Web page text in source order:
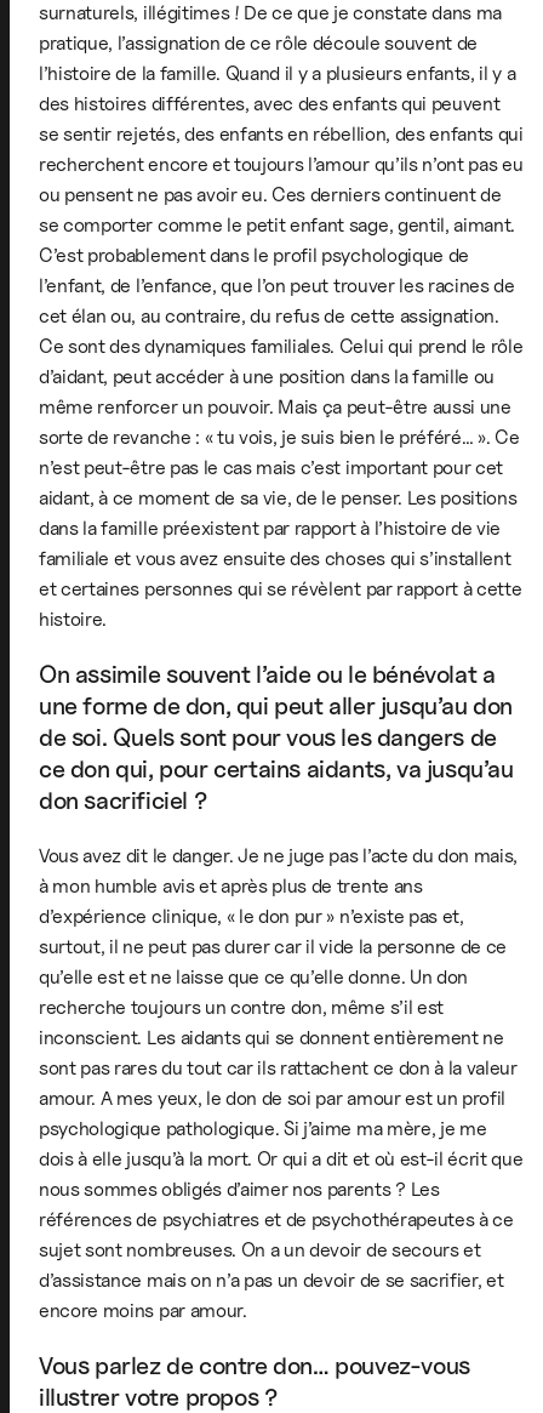
surnaturels, illégitimes ! De ce que je constate dans ma
pratique, l’assignation de ce rôle découle souvent de
l’histoire de la famille. Quand il y a plusieurs enfants, il y a
des histoires différentes, avec des enfants qui peuvent
se sentir rejetés, des enfants en rébellion, des enfants qui
recherchent encore et toujours l’amour qu’ils n’ont pas eu
ou pensent ne pas avoir eu. Ces derniers continuent de
se comporter comme le petit enfant sage, gentil, aimant.
C’est probablement dans le profil psychologique de
l’enfant, de l’enfance, que l’on peut trouver les racines de
cet élan ou, au contraire, du refus de cette assignation.
Ce sont des dynamiques familiales. Celui qui prend le rôle
d’aidant, peut accéder à une position dans la famille ou
même renforcer un pouvoir. Mais ça peut-être aussi une
sorte de revanche : « tu vois, je suis bien le préféré… ». Ce
n’est peut-être pas le cas mais c’est important pour cet
aidant, à ce moment de sa vie, de le penser. Les positions
dans la famille préexistent par rapport à l’histoire de vie
familiale et vous avez ensuite des choses qui s’installent
et certaines personnes qui se révèlent par rapport à cette
histoire.
On assimile souvent l’aide ou le bénévolat a
une forme de don, qui peut aller jusqu’au don
de soi. Quels sont pour vous les dangers de
ce don qui, pour certains aidants, va jusqu’au
don sacrificiel ?
Vous avez dit le danger. Je ne juge pas l’acte du don mais,
à mon humble avis et après plus de trente ans
d’expérience clinique, « le don pur » n’existe pas et,
surtout, il ne peut pas durer car il vide la personne de ce
qu’elle est et ne laisse que ce qu’elle donne. Un don
recherche toujours un contre don, même s’il est
inconscient. Les aidants qui se donnent entièrement ne
sont pas rares du tout car ils rattachent ce don à la valeur
amour. A mes yeux, le don de soi par amour est un profil
psychologique pathologique. Si j’aime ma mère, je me
dois à elle jusqu’à la mort. Or qui a dit et où est-il écrit que
nous sommes obligés d’aimer nos parents ? Les
références de psychiatres et de psychothérapeutes à ce
sujet sont nombreuses. On a un devoir de secours et
d’assistance mais on n’a pas un devoir de se sacrifier, et
encore moins par amour.
Vous parlez de contre don… pouvez-vous
illustrer votre propos ?